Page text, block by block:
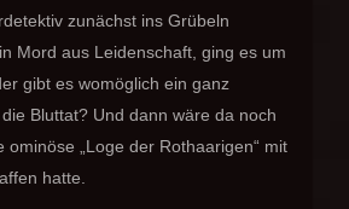
zunächst ins Grübeln
Mord aus Leidenschaft, ging es um
gibt es womöglich ein ganz
Bluttat? Und dann wäre da noch
ominöse „Loge der Rothaarigen“ mit
hatte.